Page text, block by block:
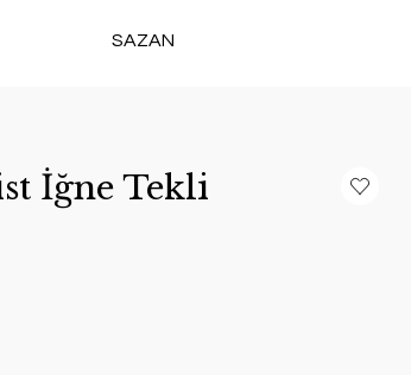
SAZAN
İğne Tekli